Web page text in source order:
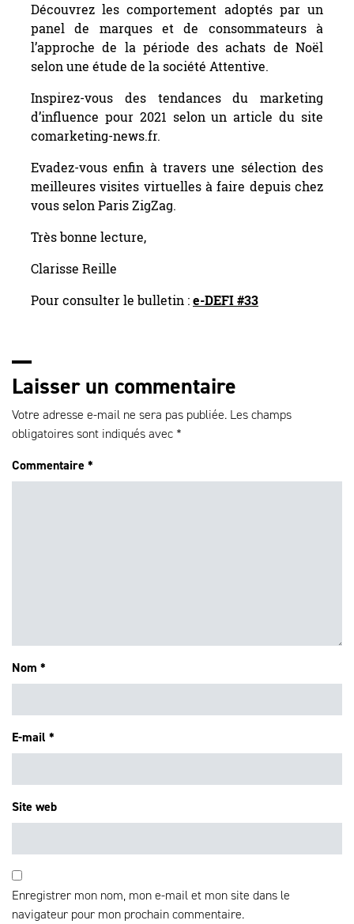
Découvrez les comportement adoptés par un
panel de marques et de consommateurs à
l’approche de la période des achats de Noël
selon une étude de la société Attentive.
Inspirez-vous des tendances du marketing
d’influence pour 2021 selon un article du site
comarketing-news.fr.
Evadez-vous enfin à travers une sélection des
meilleures visites virtuelles à faire depuis chez
vous selon Paris ZigZag.
Très bonne lecture,
Clarisse Reille
Pour consulter le bulletin :e-DEFI #33
Laisser un commentaire
Votre adresse e-mail ne sera pas publiée. Les champs
obligatoires sont indiqués avec *
Commentaire *
Nom *
E-mail *
Site web
Enregistrer mon nom, mon e-mail et mon site dans le
navigateur pour mon prochain commentaire.